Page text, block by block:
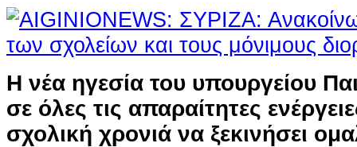
Η νέα ηγεσία του υπουργείου
σε όλες τις απαραίτητες
σχολική χρονιά να ξεκινήσει